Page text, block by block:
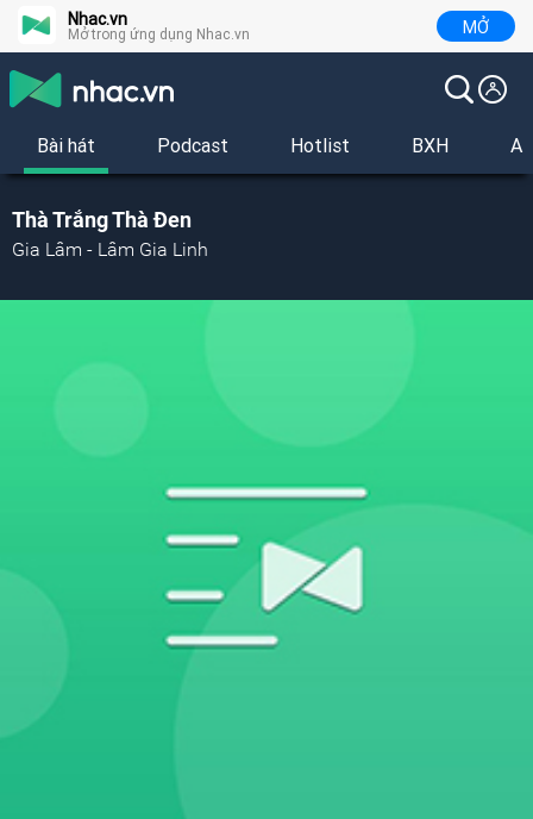
Nhac.vn
Mở trong ứng dụng Nhac.vn MỞ
Bài hát Podcast Hotlist BXH
Thà Trắng Thà Đen
Gia Lâm - Lâm Gia Linh